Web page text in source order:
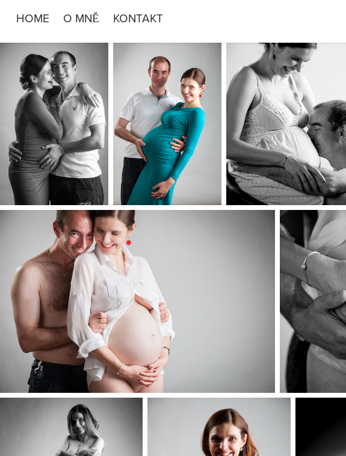
HOME O MNĚ KONTAKT